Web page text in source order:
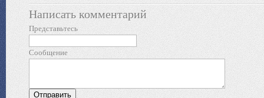
Написать комментарий
Представьтесь
Сообщение